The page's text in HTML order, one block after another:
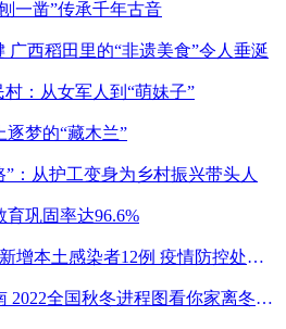
一凿”传承千年古音
广西稻田里的“非遗美食”令人垂涎
村：从女军人到“萌妹子”
梦的“藏木兰”
”：从护工变身为乡村振兴带头人
巩固率达96.6%
19日0时至15时北京新增本土感染者12例 疫情防控处关键时刻
秋天的脚步抵达华南 2022全国秋冬进程图看你家离冬天有多远